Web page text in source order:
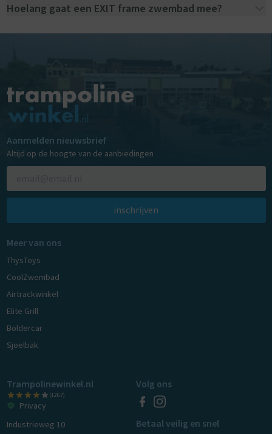
Hoelang gaat een EXIT frame zwembad mee?
Aanmelden nieuwsbrief
Altijd op de hoogte van de aanbiedingen
inschrijven
Meer van ons
ThysToys
CoolZwembad
Airtrackwinkel
Elite Grill
Boldercar
Sjoelbak
Trampolinewinkel.nl
(1267)
Privacy
Industrieweg 10
Volg ons
Betaal veilig en snel